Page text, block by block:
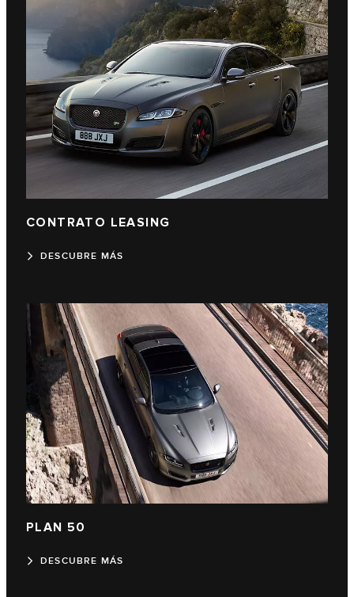
CONTRATO LEASING
DESCUBRE MÁS
PLAN 50
DESCUBRE MÁS